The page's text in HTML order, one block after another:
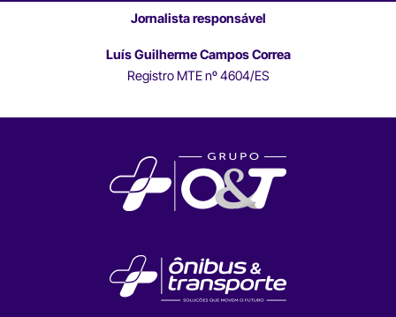
Jornalista responsável
Luís Guilherme Campos Correa
Registro MTE nº 4604/ES